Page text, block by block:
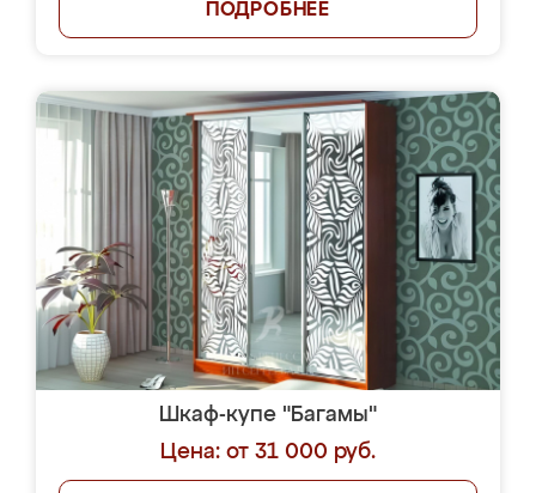
ПОДРОБНЕЕ
Шкаф-купе "Багамы"
Цена: от 31 000 руб.